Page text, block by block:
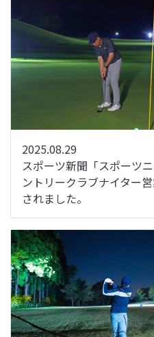
2025.08.29
スポーツ新聞「スポーツ
ントリークラブナイター
されました。